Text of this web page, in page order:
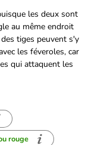
les deux sont
au même endroit
tiges peuvent s'y
les féveroles, car
qui attaquent les
rouge